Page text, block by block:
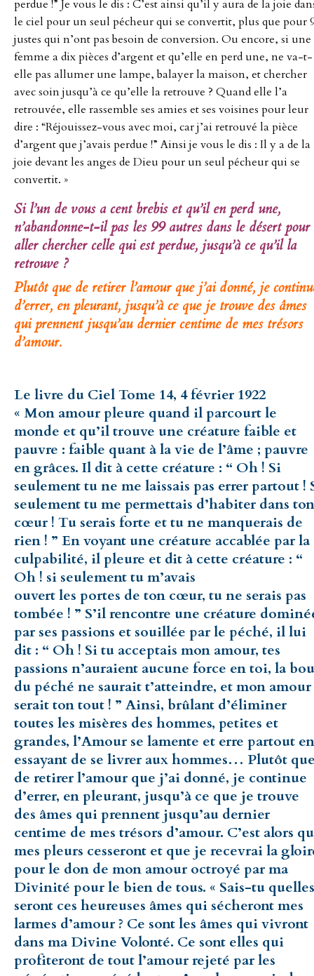
perdue !” Je vous le dis : C’est ainsi qu’il y aura de la joie
le ciel pour un seul pécheur qui se convertit, plus que pour
justes qui n’ont pas besoin de conversion. Ou encore, si une
femme a dix pièces d’argent et qu’elle en perd une, ne va-t-
elle pas allumer une lampe, balayer la maison, et chercher
avec soin jusqu’à ce qu’elle la retrouve ? Quand elle l’a
retrouvée, elle rassemble ses amies et ses voisines pour leur
dire : “Réjouissez-vous avec moi, car j’ai retrouvé la pièce
d’argent que j’avais perdue !” Ainsi je vous le dis : Il y a de la
joie devant les anges de Dieu pour un seul pécheur qui se
convertit. »
Si l’un de vous a cent brebis et qu’il en perd une,
n’abandonne-t-il pas les 99 autres dans le désert pour
aller chercher celle qui est perdue, jusqu’à ce qu’il la
retrouve ?
Plutôt que de retirer l’amour que j’ai donné, je
d’errer, en pleurant, jusqu’à ce que je trouve des âmes
qui prennent jusqu’au dernier centime de mes trésors
d’amour.
Le livre du Ciel Tome 14, 4 février 1922
« Mon amour pleure quand il parcourt le
monde et qu’il trouve une créature faible et
pauvre : faible quant à la vie de l’âme ; pauvre
en grâces. Il dit à cette créature : “ Oh ! Si
seulement tu ne me laissais pas errer partout !
seulement tu me permettais d’habiter dans ton
cœur ! Tu serais forte et tu ne manquerais de
rien ! ” En voyant une créature accablée par la
culpabilité, il pleure et dit à cette créature : “
Oh ! si seulement tu m’avais
ouvert les portes de ton cœur, tu ne serais pas
tombée ! ” S’il rencontre une créature
par ses passions et souillée par le péché, il lui
dit : “ Oh ! Si tu acceptais mon amour, tes
passions n’auraient aucune force en toi, la
du péché ne saurait t’atteindre, et mon amour
serait ton tout ! ” Ainsi, brûlant d’éliminer
toutes les misères des hommes, petites et
grandes, l’Amour se lamente et erre partout en
essayant de se livrer aux hommes… Plutôt
de retirer l’amour que j’ai donné, je continue
d’errer, en pleurant, jusqu’à ce que je trouve
des âmes qui prennent jusqu’au dernier
centime de mes trésors d’amour. C’est alors
mes pleurs cesseront et que je recevrai la
pour le don de mon amour octroyé par ma
Divinité pour le bien de tous. « Sais-tu quelles
seront ces heureuses âmes qui sécheront mes
larmes d’amour ? Ce sont les âmes qui vivront
dans ma Divine Volonté. Ce sont elles qui
profiteront de tout l’amour rejeté par les